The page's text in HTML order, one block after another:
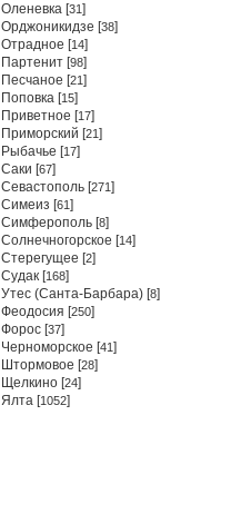
Оленевка[31]
Орджоникидзе [38]
Отрадное [14]
Партенит[98]
Песчаное [21]
Поповка[15]
Приветное [17]
Приморский [21]
Рыбачье [17]
Саки [67]
Севастополь[271]
Симеиз [61]
Симферополь[8]
Солнечногорское [14]
Стерегущее [2]
Судак[168]
Утес (Санта-Барбара)[8]
Феодосия [250]
Форос[37]
Черноморское [41]
Штормовое [28]
Щелкино[24]
Ялта[1052]